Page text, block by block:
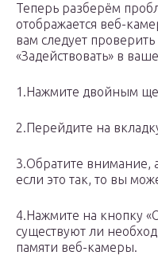
Теперь разберём
отображается веб-
вам следует
«Задействовать» в
1.Нажмите двойным
2.Перейдите на
3.Обратите внимание,
если это так, то вы
4.Нажмите на кнопку
существуют ли
памяти веб-камеры.